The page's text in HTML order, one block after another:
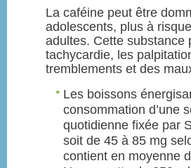
La caféine peut être
adolescents, plus à risque
adultes. Cette substance
tachycardie, les
tremblements et des
Les boissons
consommation d’une
quotidienne fixée par
soit de 45 à 85 mg
contient en moyenne